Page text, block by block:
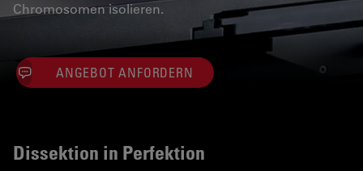
Chromosomen isolieren.
ANGEBOT ANFORDERN
Dissektion in Perfektion